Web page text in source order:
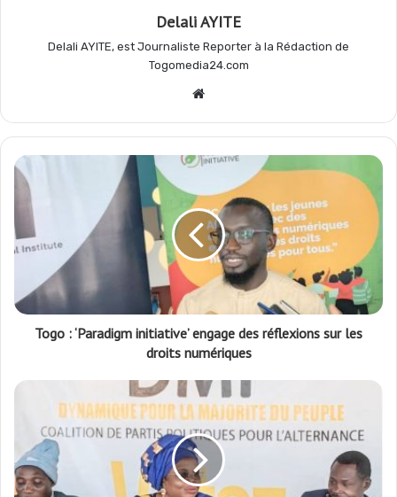
Delali AYITE
Delali AYITE, est Journaliste Reporter à la Rédaction de
Togomedia24.com
Website
Togo : ‘Paradigm initiative’ engage des réflexions sur les
droits numériques